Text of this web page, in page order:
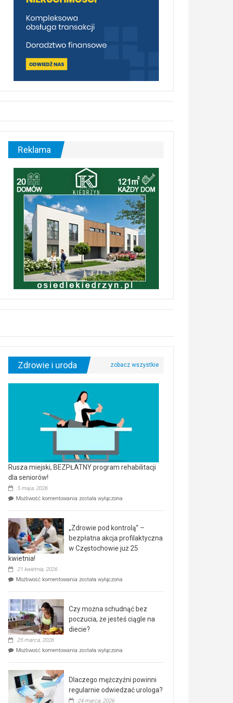
Reklama
Zdrowie i uroda
Rusza miejski, BEZPŁATNY program rehabilitacji
dla seniorów!
5 maja, 2026
Możliwość komentowania Rusza
rehabilitacji
dla
seniorów!
została wyłączona
„Zdrowie pod kontrolą” –
bezpłatna akcja profilaktyczna
w Częstochowie już 25
kwietnia!
21 kwietnia, 2026
Możliwość komentowania „Zdrowie
bezpłatna
akcja
profilaktyczna
w
już
kwietnia!
została wyłączona
Czy można schudnąć bez
poczucia, że jesteś ciągle na
diecie?
25 marca, 2026
Możliwość komentowania Czy
poczucia,
że
została wyłączona
Dlaczego mężczyźni powinni
regularnie odwiedzać urologa?
24 marca, 2026